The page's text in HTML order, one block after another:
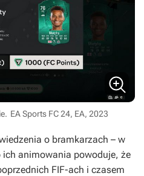
EA Sports FC 24, EA, 2023
o bramkarzach – w
animowania powoduje, że
FIF-ach i czasem